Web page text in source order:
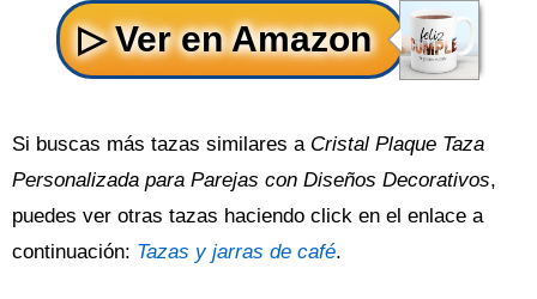
Si buscas más tazas similares a Cristal Plaque Taza
Personalizada para Parejas con Diseños Decorativos,
puedes ver otras tazas haciendo click en el enlace a
continuación: Tazas y jarras de café.